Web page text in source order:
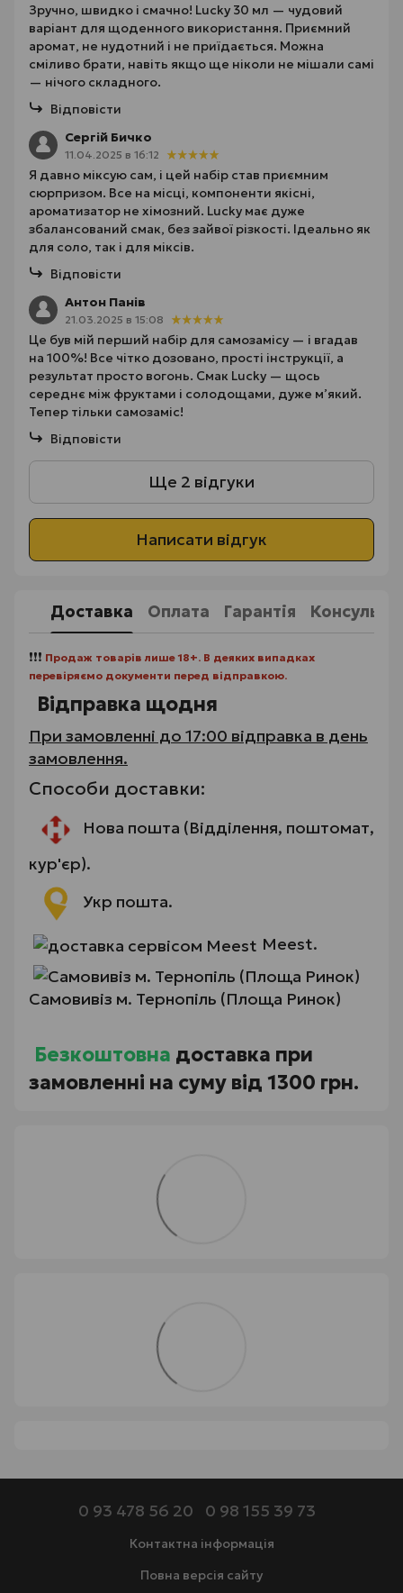
Зручно, швидко і смачно! Lucky 30 мл — чудовий
варіант для щоденного використання. Приємний
аромат, не нудотний і не приїдається. Можна
сміливо брати, навіть якщо ще ніколи не мішали самі
— нічого складного.
Відповісти
Сергій Бичко
11.04.2025 в 16:12
Я давно міксую сам, і цей набір став приємним
сюрпризом. Все на місці, компоненти якісні,
ароматизатор не хімозний. Lucky має дуже
збалансований смак, без зайвої різкості. Ідеально як
для соло, так і для міксів.
Відповісти
Антон Панів
21.03.2025 в 15:08
Це був мій перший набір для самозамісу — і вгадав
на 100%! Все чітко дозовано, прості інструкції, а
результат просто вогонь. Смак Lucky — щось
середнє між фруктами і солодощами, дуже м’який.
Тепер тільки самозаміс!
Відповісти
Ще 2 відгуки
Написати відгук
Доставка Оплата Гарантія
❗❗❗ Продаж товарів лише 18+. В деяких випадках
перевіряємо документи перед відправкою.
Відправка щодня
При замовленні до 17:00 відправка в день
замовлення.
Способи доставки:
Нова пошта (Відділення, поштомат,
кур'єр).
Укр пошта.
Meest.
Самовивіз м. Тернопіль (Площа Ринок)
Безкоштовна доставка при
замовленні на суму від 1300 грн.
0 93 478 56 20 0 98 155 39 73
Контактна інформація
Повна версія сайту